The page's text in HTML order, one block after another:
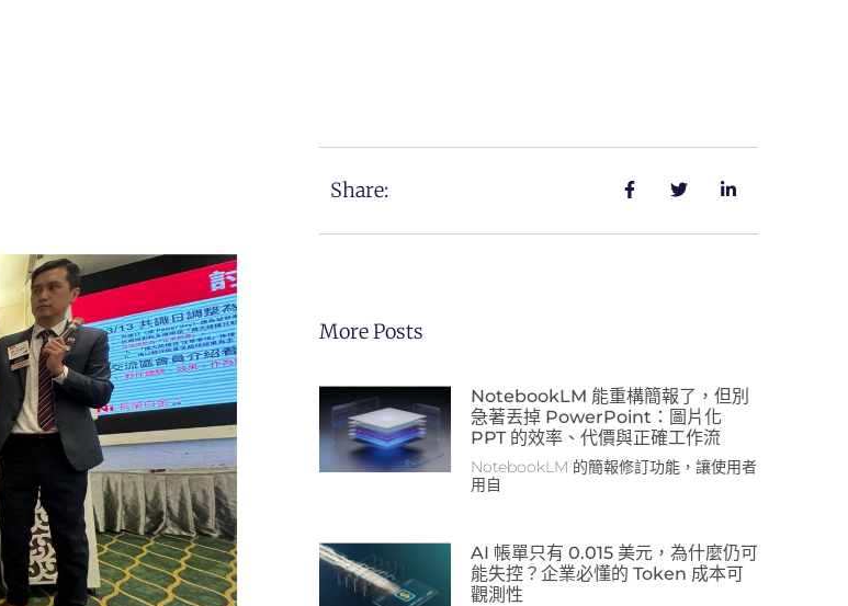
Share:
More Posts
NotebookLM 能重構簡報了，但別
急著丟掉 PowerPoint：圖片化
PPT 的效率、代價與正確工作流
NotebookLM 的簡報修訂功能，讓使用者
用自
AI 帳單只有 0.015 美元，為什麼仍可
能失控？企業必懂的 Token 成本可
觀測性